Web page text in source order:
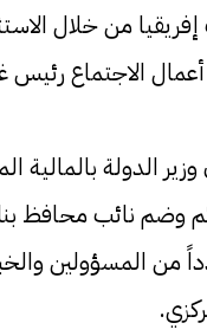
من خلال
الاجتماع رئيس
الدولة بالمالية
وضم نائب محافظ
من المسؤولين